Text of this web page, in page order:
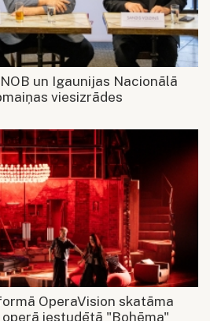
un Igaunijas Nacionālā
viesizrādes
OperaVision skatāma
iestudētā "Bohēma"